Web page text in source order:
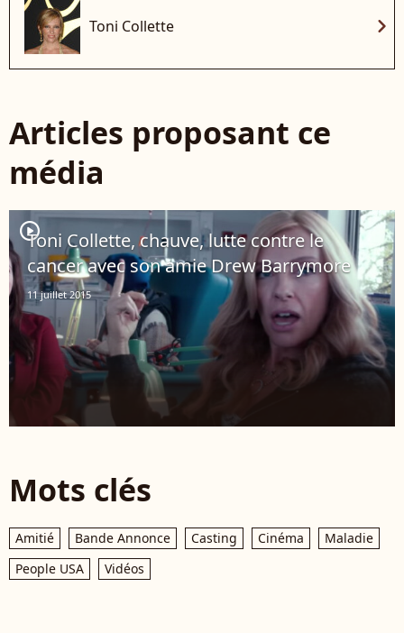
Toni Collette chevron_right
Articles proposant ce
média
player2
Toni Collette, chauve, lutte contre le
cancer avec son amie Drew Barrymore
11 juillet 2015
Mots clés
Amitié Bande Annonce Casting Cinéma
Maladie
People USA
Vidéos